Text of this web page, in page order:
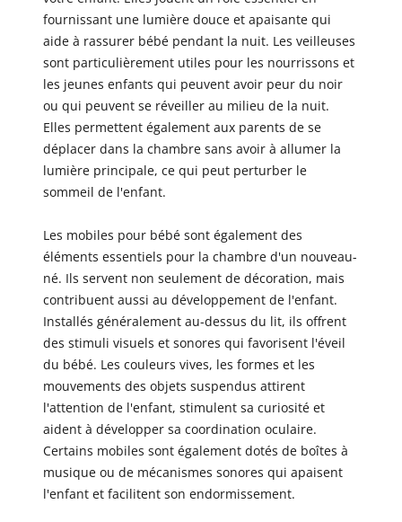
fournissant une lumière douce et apaisante qui
aide à rassurer bébé pendant la nuit. Les veilleuses
sont particulièrement utiles pour les nourrissons et
les jeunes enfants qui peuvent avoir peur du noir
ou qui peuvent se réveiller au milieu de la nuit.
Elles permettent également aux parents de se
déplacer dans la chambre sans avoir à allumer la
lumière principale, ce qui peut perturber le
sommeil de l'enfant.
Les mobiles pour bébé sont également des
éléments essentiels pour la chambre d'un nouveau-
né. Ils servent non seulement de décoration, mais
contribuent aussi au développement de l'enfant.
Installés généralement au-dessus du lit, ils offrent
des stimuli visuels et sonores qui favorisent l'éveil
du bébé. Les couleurs vives, les formes et les
mouvements des objets suspendus attirent
l'attention de l'enfant, stimulent sa curiosité et
aident à développer sa coordination oculaire.
Certains mobiles sont également dotés de boîtes à
musique ou de mécanismes sonores qui apaisent
l'enfant et facilitent son endormissement.